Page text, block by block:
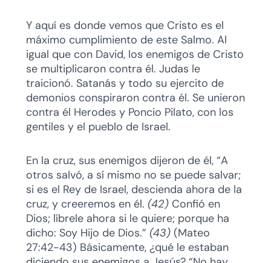
Y aquí es donde vemos que Cristo es el
máximo cumplimiento de este Salmo. Al
igual que con David, los enemigos de Cristo
se multiplicaron contra él. Judas le
traicionó. Satanás y todo su ejercito de
demonios conspiraron contra él. Se unieron
contra él Herodes y Poncio Pilato, con los
gentiles y el pueblo de Israel.
En la cruz, sus enemigos dijeron de él, “A
otros salvó, a sí mismo no se puede salvar;
si es el Rey de Israel, descienda ahora de la
cruz, y creeremos en él. (42)Confió en
Dios; líbrele ahora si le quiere; porque ha
dicho: Soy Hijo de Dios.” (43)(Mateo
27:42-43) Básicamente, ¿qué le estaban